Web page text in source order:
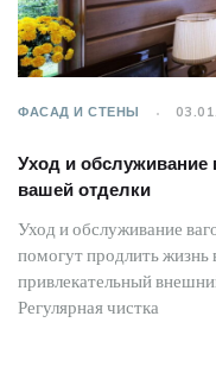
ФАСАД И СТЕНЫ
Уход и обслуживание
вашей отделки
Уход и обслуживание
помогут продлить жизнь
привлекательный
Регулярная чистка